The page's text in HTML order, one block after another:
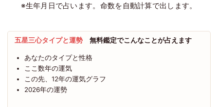
※生年月日で占います。命数を自動計算で出します。
五星三心タイプと運勢無料鑑定でこんなことが占えます
あなたのタイプと性格
ここ数年の運気
この先、12年の運気グラフ
2026年の運勢